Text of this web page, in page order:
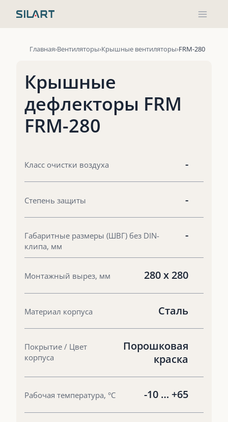
Главная Вентиляторы Крышные вентиляторы FRM-280
Крышные
дефлекторы FRM
FRM-280
Класс очистки воздуха -
Степень защиты -
Габаритные размеры (ШВГ) без DIN-
клипа, мм
-
Монтажный вырез, мм 280 х 280
Материал корпуса Сталь
Покрытие / Цвет
корпуса
Порошковая
краска
Рабочая температура, °С -10 … +65